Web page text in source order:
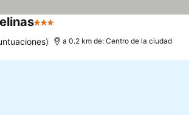
3 Estrellas
a 0.2 km de: Centro de la ciudad